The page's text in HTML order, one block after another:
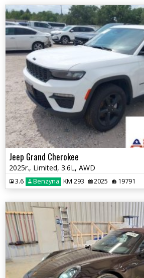
Jeep Grand Cherokee
2025r., Limited, 3.6L, AWD
3.6 Benzyna KM 293 2025 19791